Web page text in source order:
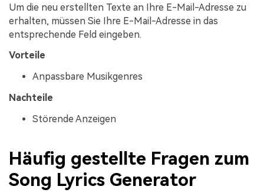
Um die neu erstellten Texte an Ihre E-Mail-Adresse zu
erhalten, müssen Sie Ihre E-Mail-Adresse in das
entsprechende Feld eingeben.
Vorteile
Anpassbare Musikgenres
Nachteile
Störende Anzeigen
Häufig gestellte Fragen zum
Song Lyrics Generator